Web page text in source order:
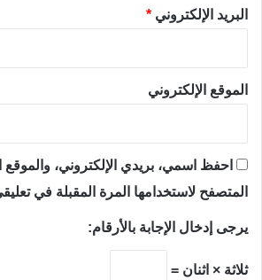
البريد الإلكتروني *
الموقع الإلكتروني
احفظ اسمي، بريدي الإلكتروني، والموقع
المتصفح لاستخدامها المرة المقبلة في
يرجى إدخال الإجابة بالأرقام:
ثلاثة × اثنان =